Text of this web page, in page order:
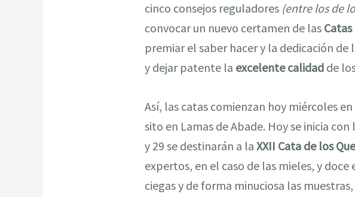
cinco consejos reguladores (entre los de
convocar un nuevo certamen de las
premiar el saber hacer y la dedicación
y dejar patente la excelente calidad de
Así, las catas comienzan hoy miércoles
sito en Lamas de Abade. Hoy se inicia con
y 29 se destinarán a la XXII Cata de los
expertos, en el caso de las mieles, y
ciegas y de forma minuciosa las